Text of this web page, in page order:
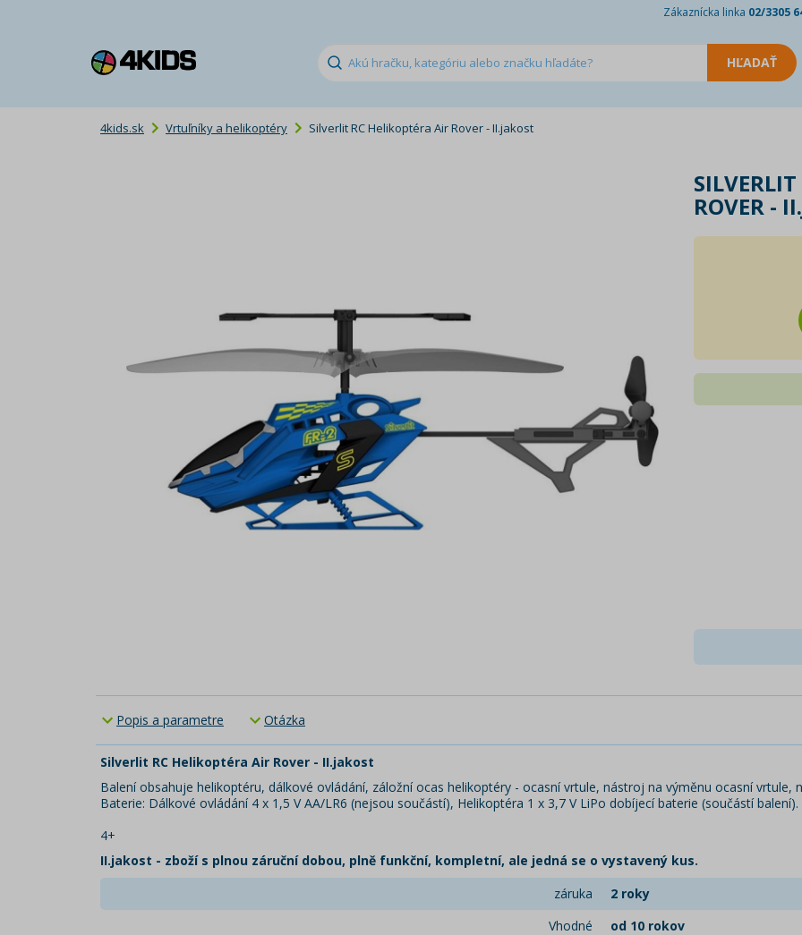
Zákaznícka linka 02/3305
4kids.sk Vrtuľníky a helikoptéry Silverlit RC Helikoptéra Air Rover - II.jakost
ROVER -
Popis a parametre Otázka
Silverlit RC Helikoptéra Air Rover - II.jakost
Balení obsahuje helikoptéru, dálkové ovládání, záložní ocas helikoptéry - ocasní vrtule, nástroj na výměnu ocasní vrtule,
Baterie: Dálkové ovládání 4 x 1,5 V AA/LR6 (nejsou součástí), Helikoptéra 1 x 3,7 V LiPo dobíjecí baterie (součástí balení).
​4+
II.jakost - zboží s plnou záruční dobou, plně funkční, kompletní, ale jedná se o vystavený kus.
záruka
2 roky
Vhodné
od 10 rokov